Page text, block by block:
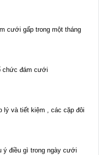
cưới gấp trong một tháng
chức đám cưới
và tiết kiệm , các cặp đôi
ý điều gì trong ngày cưới